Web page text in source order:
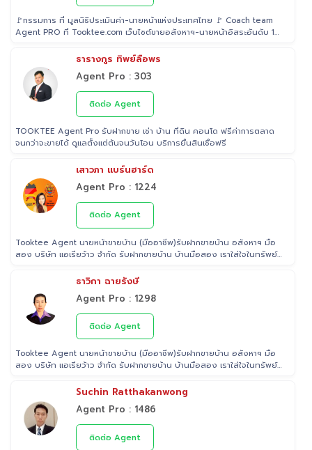
🚩กรรมการ ที่ มูลนิธิประเมินค่า-นายหน้าแห่งประเทศไทย 🚩 Coach team
Agent PRO ที่ Tooktee.com เว็บไซต์ขายอสังหาฯ-นายหน้าอิสระอันดับ 1
อสังหาริมทรัพย์ไทย 🚩 Property Consultant ที่ Tooktee ขาย-ซื้อ บ้าน
มือสอง อสังหาริมทรัพย์ กรุงเทพและปริมณฑล 🚩 อนุกรรม ที่สมาคมนาย
หน้า อสังหาริมทรัพย์ 🚩 อดีต Sale นายหน้าอสังหาริมทรัพย์ ที่ RE/MAX
และ ERA
ธารางกูร ทิพย์ลือพร
Agent Pro : 303
ติดต่อ Agent
TOOKTEE Agent Pro รับฝากขาย เช่า บ้าน ที่ดิน คอนโด ฟรีค่าการตลาด
จนกว่าจะขายได้ ดูแลตั้งแต่ต้นจนวันโอน บริการยื่นสินเชื่อฟรี
เสาวภา แบร์นฮาร์ด
Agent Pro : 1224
ติดต่อ Agent
Tooktee Agent นายหน้าขายบ้าน (มืออาชีพ)รับฝากขายบ้าน อสังหาฯ มือ
สอง บริษัท แอเรียว้าว จำกัด รับฝากขายบ้าน บ้านมือสอง เราใส่ใจในทรัพย์
ตั้งแต่การประเมินราคา ถ่ายรูป/ทำการตลาด/โฆษณาผ่านสื่อต่างๆ/ เดินสิน
ขายที่ดิน และอสังหาริมทรัพย์ทุกประเภทได้ โดยทีมงานมืออาชีพ กว่า 2,000
ท่าน ที่มีประสบการณ์ด้านอสังหาริมทรัพย์ มากกว่า 25 ปี ครอบคลุมทั่วพื้นที่
กรุงเทพฯ ปริมณฑล โดยมีพันธมิตรธนาคารหลายแห่ง และทีมนิติกรรมของ
กรมที่ดินทุกพื้นที่ ไร้กังวลเรื่องการโอนกรรมสิทธิ์
ธาวิกา ฉายรังษี
Agent Pro : 1298
ติดต่อ Agent
Tooktee Agent นายหน้าขายบ้าน (มืออาชีพ)รับฝากขายบ้าน อสังหาฯ มือ
สอง บริษัท แอเรียว้าว จำกัด รับฝากขายบ้าน บ้านมือสอง เราใส่ใจในทรัพย์
ตั้งแต่การประเมินราคา ถ่ายรูป/ทำการตลาด/โฆษณาผ่านสื่อต่างๆ/ เดินสิน
เชื่อ จนไปถึงขั้นตอนการโอนฯกรรมสิทธิ์ รับฝากขายเพื่อให้ลูกค้าขายบ้าน
ขายที่ดิน และอสังหาริมทรัพย์ทุกประเภทได้ โดยทีมงานมืออาชีพ กว่า 2,000
ท่าน ที่มีประสบการณ์ด้านอสังหาริมทรัพย์ มากกว่า 25 ปี ครอบคลุมทั่วพื้นที่
กรุงเทพฯ ปริมณฑล โดยมีพันธมิตรธนาคารหลายแห่ง และทีมนิติกรรมของ
Suchin Ratthakanwong
Agent Pro : 1486
ติดต่อ Agent